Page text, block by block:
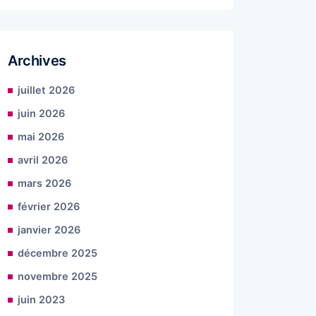
Archives
juillet 2026
juin 2026
mai 2026
avril 2026
mars 2026
février 2026
janvier 2026
décembre 2025
novembre 2025
juin 2023